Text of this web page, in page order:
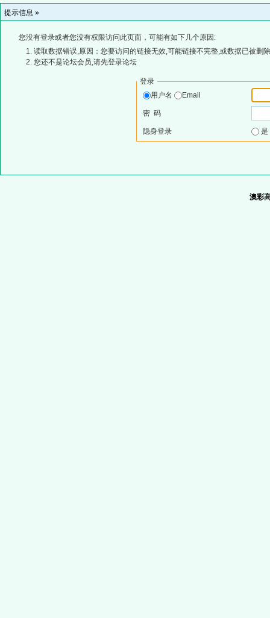
提示信息 »
您没有登录或者您没有权限访问此页面，可能有如下几个原因:
读取数据错误,原因：您要访问的链接无效,可能链接不完整,或数据已被删
您还不是论坛会员,请先登录论坛
登录
用户名
Email
密 码
隐身登录
澳彩